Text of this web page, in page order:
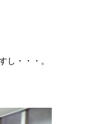
し・・・。